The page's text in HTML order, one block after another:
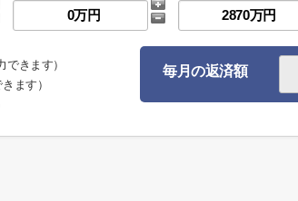
できます）
ます）
毎月の返済額